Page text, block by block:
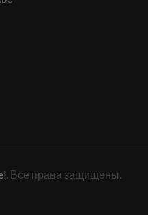
. Все права защищены.